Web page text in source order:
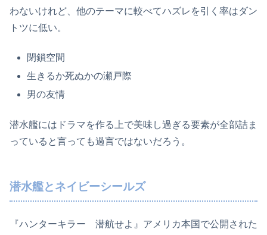
わないけれど、他のテーマに較べてハズレを引く率はダン
トツに低い。
閉鎖空間
生きるか死ぬかの瀬戸際
男の友情
潜水艦にはドラマを作る上で美味し過ぎる要素が全部詰ま
っていると言っても過言ではないだろう。
潜水艦とネイビーシールズ
『ハンターキラー 潜航せよ』アメリカ本国で公開された